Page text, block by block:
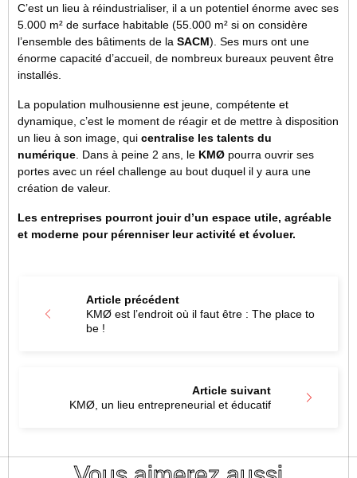
C’est un lieu à réindustrialiser, il a un potentiel énorme avec ses
5.000 m² de surface habitable (55.000 m² si on considère
l’ensemble des bâtiments de la SACM). Ses murs ont une
énorme capacité d’accueil, de nombreux bureaux peuvent être
installés.
La population mulhousienne est jeune, compétente et
dynamique, c’est le moment de réagir et de mettre à disposition
un lieu à son image, qui centralise les talents du
numérique . Dans à peine 2 ans, le KMØ pourra ouvrir ses
portes avec un réel challenge au bout duquel il y aura une
création de valeur.
Les entreprises pourront jouir d’un espace utile, agréable
et moderne pour pérenniser leur activité et évoluer.
Article précédent
KMØ est l’endroit où il faut être : The place to
be !
Article suivant
KMØ, un lieu entrepreneurial et éducatif